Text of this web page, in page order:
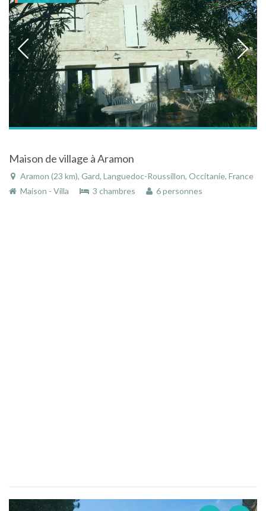
Maison de village à Aramon
Aramon (23 km), Gard, Languedoc-Roussillon, Occitanie, France
Maison - Villa
3 chambres 6 personnes